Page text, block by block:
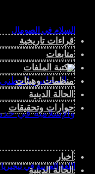
السلام في الصومال
اللغة العربية في
قراءات تاريخية
متابعات
مكتبة الملفات
منظمات وهيئات
الحالة الدينية
حوارات وتحقيقات
أخبار
الحالة الدينية